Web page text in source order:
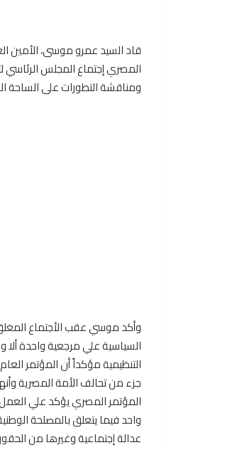
قاد السيد عمرو موسى، الأمين
المصري إجتماع المجلس الرئاسي
ومناقشة التطورات على الساحة
وأكد موسي عقب الأجتماع
السياسية علي مرجعية واحدة
التنظيمية مؤكداً أن المؤتمر
جزء من تحالف الأمة المصرية
المؤتمر المصري يؤكد علي
واحد فيما يتعلق بالمصلحة
عدالة إجتماعية وغيرها من